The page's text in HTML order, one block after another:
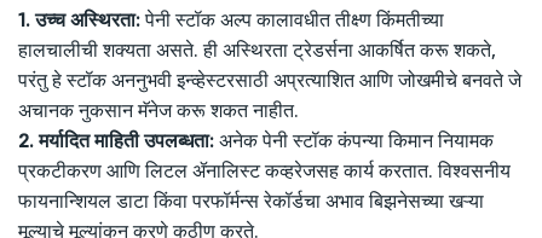
1. उच्च अस्थिरता:पेनी स्टॉक अल्प कालावधीत तीक्ष्ण किंमतीच्या
हालचालीची शक्यता असते. ही अस्थिरता ट्रेडर्सना आकर्षित करू शकते,
परंतु हे स्टॉक अननुभवी इन्व्हेस्टरसाठी अप्रत्याशित आणि जोखमीचे बनवते जे
अचानक नुकसान मॅनेज करू शकत नाहीत.
2. मर्यादित माहिती उपलब्धता: अनेक पेनी स्टॉक कंपन्या किमान नियामक
प्रकटीकरण आणि लिटल ॲनालिस्ट कव्हरेजसह कार्य करतात. विश्वसनीय
फायनान्शियल डाटा किंवा परफॉर्मन्स रेकॉर्डचा अभाव बिझनेसच्या खऱ्या
मूल्याचे मूल्यांकन करणे कठीण करते.